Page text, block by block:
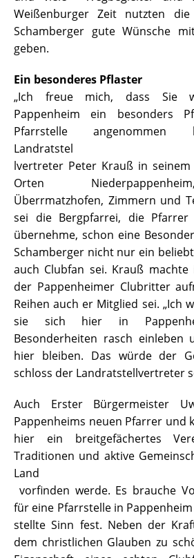
Weißenburger Zeit nutzten die
Schamberger gute Wünsche
geben.
Ein besonderes Pflaster
„Ich freue mich, dass Sie
Pappenheim ein besonders
Pfarrstelle angenommen
Landratstel
lvertreter Peter Krauß in
Orten
Überrmatzhofen, Zimmern und
sei die Bergpfarrei, die Pfarrer
übernehme, schon eine
Schamberger nicht nur ein
auch Clubfan sei. Krauß
der Pappenheimer Clubritter
Reihen auch er Mitglied sei. „Ich
sie sich hier in
Besonderheiten rasch einleben
hier bleiben. Das würde der
schloss der Landratstellvertreter
Auch Erster Bürgermeister
Pappenheims neuen Pfarrer und
hier ein breitgefächertes
Traditionen und aktive
Land
vorfinden werde. Es brauche
für eine Pfarrstelle in
stellte Sinn fest. Neben der
dem christlichen Glauben zu